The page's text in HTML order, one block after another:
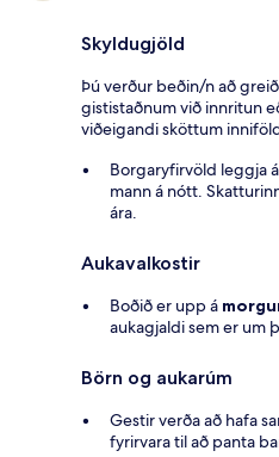
Skyldugjöld
Þú verður beðin/n að
gististaðnum við innritun
viðeigandi sköttum
Borgaryfirvöld leggja
mann á nótt.
ára.
Aukavalkostir
Boðið er upp á
aukagjaldi sem er um
Börn og aukarúm
Gestir verða að hafa
fyrirvara til að panta